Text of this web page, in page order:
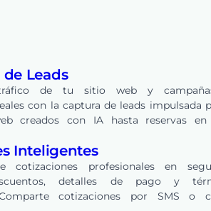
Leads
de tu sitio web y
con la captura de leads impulsada
creados con IA hasta reservas en
solicitud se convierte en un lead en tu
para rastrear, calificar y convertir a
Inteligentes
cotizaciones profesionales en
detalles de pago y
cotizaciones por SMS o